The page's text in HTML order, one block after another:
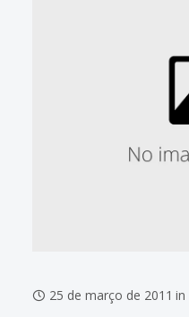
25 de março de 2011 in